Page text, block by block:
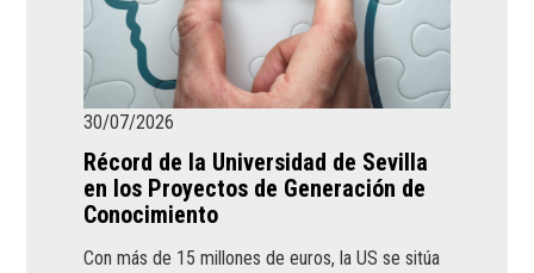
30/07/2026
Récord de la Universidad de Sevilla
en los Proyectos de Generación de
Conocimiento
Con más de 15 millones de euros, la US se sitúa